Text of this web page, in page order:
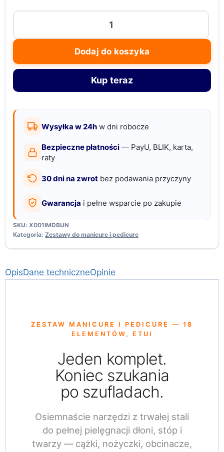
do
manicure
i
pedicure
elementów
nierdzewna,
Dodaj do koszyka
Kup teraz
Wysyłka w 24h w dni robocze
Bezpieczne płatności — PayU, BLIK, karta,
raty
30 dni na zwrot bez podawania przyczyny
Gwarancja i pełne wsparcie po zakupie
SKU: X001IMDBUN
Kategoria: Zestawy do manicure i pedicure
OpisDane techniczneOpinie
ZESTAW MANICURE I PEDICURE — 18
ELEMENTÓW, ETUI
Jeden komplet.
Koniec szukania
po szufladach.
Osiemnaście narzędzi z trwałej stali
do pełnej pielęgnacji dłoni, stóp i
twarzy — cążki, nożyczki, obcinacze,